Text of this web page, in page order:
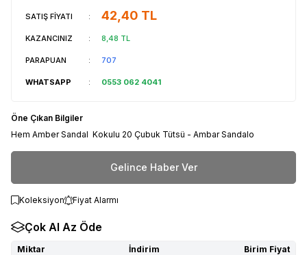
SATIŞ FİYATI : 42,40 TL
KAZANCINIZ : 8,48 TL
PARAPUAN : 707
WHATSAPP : 0553 062 4041
Öne Çıkan Bilgiler
Hem Amber Sandal Kokulu 20 Çubuk Tütsü - Ambar Sandalo
Gelince Haber Ver
Koleksiyon Fiyat Alarmı
Çok Al Az Öde
Miktar İndirim
Birim Fiyat